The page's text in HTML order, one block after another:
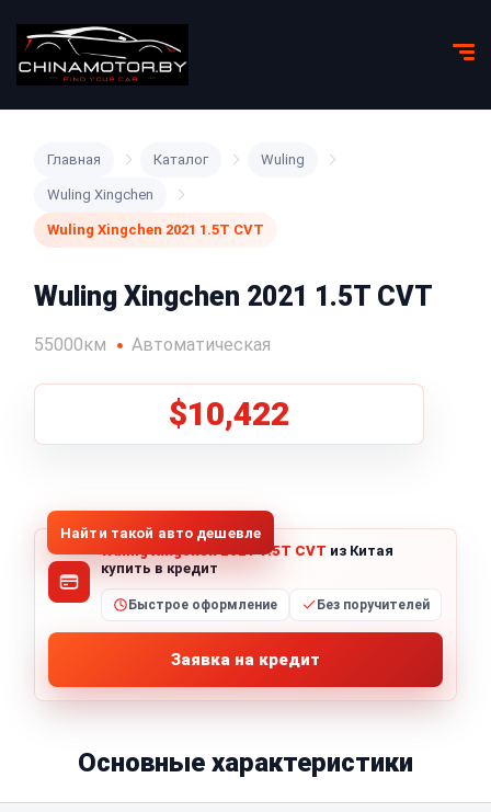
Главная Каталог Wuling
Wuling Xingchen
Wuling Xingchen 2021 1.5T CVT
Wuling Xingchen 2021 1.5T CVT
55000км Автоматическая
$10,422
Найти такой авто дешевле
Wuling Xingchen 2021 1.5T CVT из Китая
купить в кредит
Быстрое оформление Без поручителей
Заявка на кредит
Основные характеристики